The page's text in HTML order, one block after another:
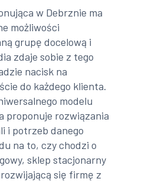
w Debrznie ma
możliwości
grupę docelową i
zdaje sobie z tego
nacisk na
do każdego klienta.
modelu
proponuje rozwiązania
i potrzeb danego
na to, czy chodzi o
sklep stacjonarny
się firmę z